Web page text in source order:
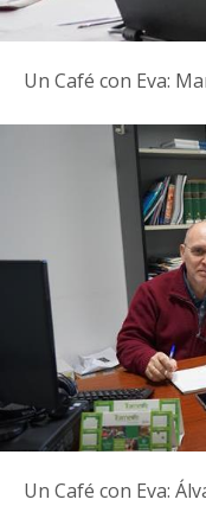
Un Café con Eva:
Un Café con Eva: